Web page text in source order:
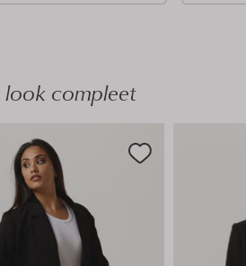
look compleet